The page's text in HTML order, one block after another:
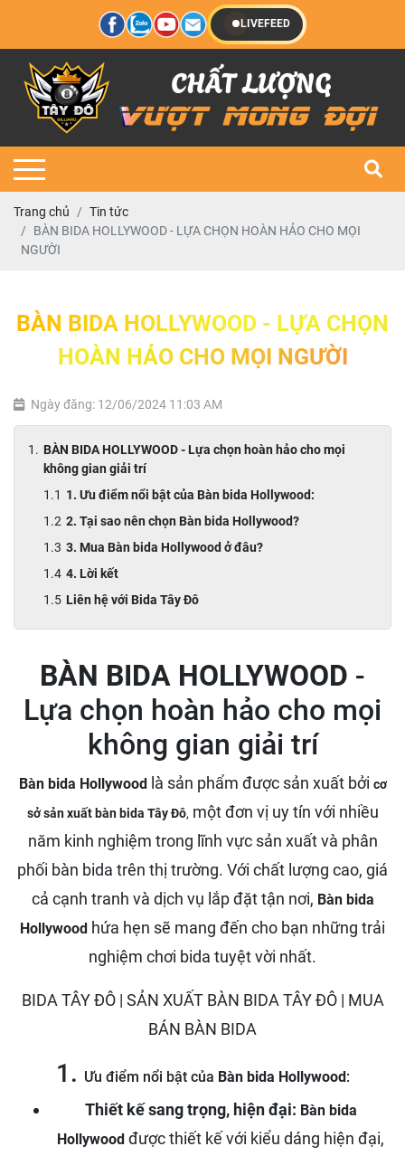
LIVEFEED
Trang chủ
Tin tức
BÀN BIDA HOLLYWOOD - LỰA CHỌN HOÀN HẢO CHO MỌI
NGƯỜI
BÀN BIDA HOLLYWOOD - LỰA CHỌN
HOÀN HẢO CHO MỌI NGƯỜI
Ngày đăng: 12/06/2024 11:03 AM
BÀN BIDA HOLLYWOOD - Lựa chọn hoàn hảo cho mọi
không gian giải trí
1. Ưu điểm nổi bật của Bàn bida Hollywood:
2. Tại sao nên chọn Bàn bida Hollywood?
3. Mua Bàn bida Hollywood ở đâu?
4. Lời kết
Liên hệ với Bida Tây Đô
BÀN BIDA HOLLYWOOD -
Lựa chọn hoàn hảo cho mọi
không gian giải trí
Bàn bida Hollywoodlà sản phẩm được sản xuất bởi cơ
sở sản xuất bàn bida Tây Đô, một đơn vị uy tín với nhiều
năm kinh nghiệm trong lĩnh vực sản xuất và phân
phối bàn bida trên thị trường. Với chất lượng cao, giá
cả cạnh tranh và dịch vụ lắp đặt tận nơi, Bàn bida
Hollywood hứa hẹn sẽ mang đến cho bạn những trải
nghiệm chơi bida tuyệt vời nhất.
1. Ưu điểm nổi bật của Bàn bida Hollywood:
Thiết kế sang trọng, hiện đại: Bàn bida
Hollywood được thiết kế với kiểu dáng hiện đại,